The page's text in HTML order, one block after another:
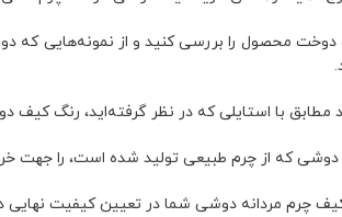
دوخت محصول را بررسی کنید و از نمونه‌هایی که
مطابق با استایلی که در نظر گرفته‌اید، رنگ کیف
که از چرم طبیعی تولید شده است، را جهت
چرم مردانه دوشی شما در تعیین کیفیت نهایی